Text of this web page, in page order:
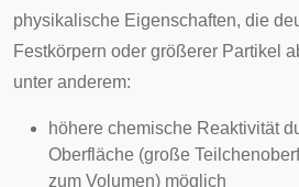
physikalische Eigenschaften, die
Festkörpern oder größerer Partikel
unter anderem:
höhere chemische Reaktivität
Oberfläche (große
zum Volumen) möglich